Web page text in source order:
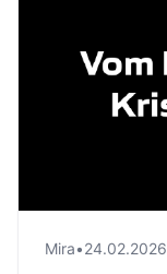
Mira•24.02.2026